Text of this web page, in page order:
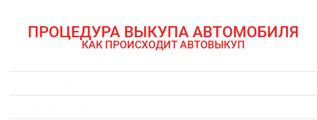
ПРОЦЕДУРА ВЫКУПА АВТОМОБИЛЯ
КАК ПРОИСХОДИТ АВТОВЫКУП